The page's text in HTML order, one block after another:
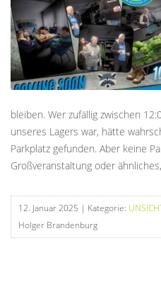
bleiben. Wer zufällig zwischen
unseres Lagers war, hätte
Parkplatz gefunden. Aber keine
Großveranstaltung oder
12. Januar 2025 | Kategorie:
Holger Brandenburg